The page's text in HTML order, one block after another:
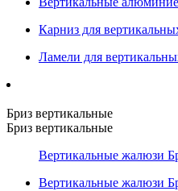
Карниз для
Ламели для
Бриз вертикальные
Бриз вертикальные
Вертикальные жалюзи
Вертикальные жалюзи